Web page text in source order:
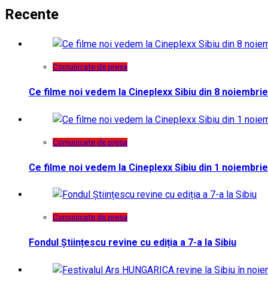
Recente
Comunicate de presa
Ce filme noi vedem la Cineplexx Sibiu din 8 noiembrie
Comunicate de presa
Ce filme noi vedem la Cineplexx Sibiu din 1 noiembrie
Comunicate de presa
Fondul Științescu revine cu ediția a 7-a la Sibiu